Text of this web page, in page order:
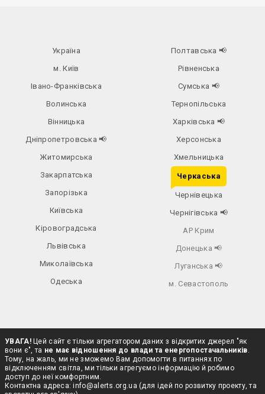
Україна
м. Київ
Івано-Франківська
Волинська
Вінницька
Дніпропетровська📢
Житомирська
Закарпатська
Запорізька
Київська
Кіровоградська
Львівська
Миколаївська
Одеська
Полтавська 📢
Рівненська
Сумська 📢
Тернопільська
Харківська 📢
Херсонська
Хмельницька
Черкаська
Чернівецька
Чернігівська 📢
АР Крим
Донецька 📢
Луганська 📢
м. Севастополь
УВАГА!Цей сайт є тільки агрегатором даних з відкритих джерел "як
вони є", та не має відношення до влади та енергопостачальників.
Тому, на жаль, ми не зможемо Вам допомогти в питаннях по
відключенням світла, ми тільки агрегуємо інформацію й робимо
доступ до неї комфортним.
Контактна адреса:info@alerts.org.ua (для ідей по розвитку проекту, та